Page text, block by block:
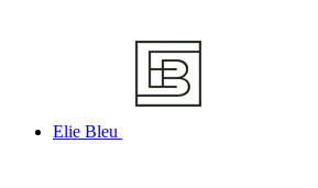
Elie Bleu